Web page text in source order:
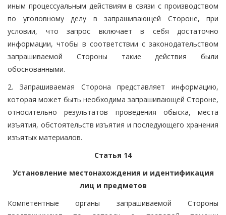
иным процессуальным действиям в связи с производством
по уголовному делу в запрашивающей Стороне, при
условии, что запрос включает в себя достаточно
информации, чтобы в соответствии с законодательством
запрашиваемой Стороны такие действия были
обоснованными.
2. Запрашиваемая Сторона представляет информацию,
которая может быть необходима запрашивающей Стороне,
относительно результатов проведения обыска, места
изъятия, обстоятельств изъятия и последующего хранения
изъятых материалов.
Статья 14
Установление местонахождения и идентификация
лиц и предметов
Компетентные органы запрашиваемой Стороны